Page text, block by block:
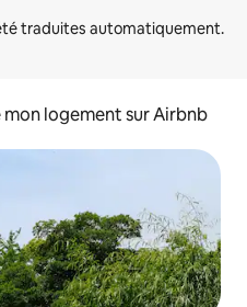
logement sur Airbnb